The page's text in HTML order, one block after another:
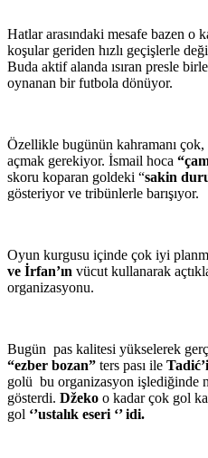
Hatlar arasındaki mesafe bazen o
koşular geriden hızlı geçişlerle
Buda aktif alanda ısıran presle
oynanan bir futbola dönüyor.
Özellikle bugünün kahramanı
açmak gerekiyor. İsmail hoca
skoru koparan goldeki “sakin
gösteriyor ve tribünlerle barışıyor.
Oyun kurgusu içinde çok iyi
ve İrfan’ın vücut kullanarak
organizasyonu.
Bugün pas kalitesi yükselerek
“ezber bozan” ters pası ile
golü bu organizasyon işlediğinde
gösterdi. Džeko o kadar çok gol
gol ‘’ustalık eseri ‘’ idi.